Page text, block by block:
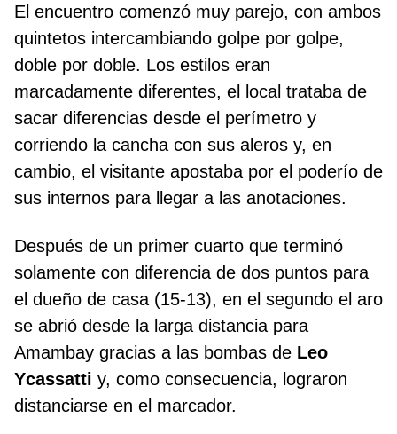
El encuentro comenzó muy parejo, con ambos
quintetos intercambiando golpe por golpe,
doble por doble. Los estilos eran
marcadamente diferentes, el local trataba de
sacar diferencias desde el perímetro y
corriendo la cancha con sus aleros y, en
cambio, el visitante apostaba por el poderío de
sus internos para llegar a las anotaciones.
Después de un primer cuarto que terminó
solamente con diferencia de dos puntos para
el dueño de casa (15-13), en el segundo el aro
se abrió desde la larga distancia para
Amambay gracias a las bombas de Leo
Ycassatti y, como consecuencia, lograron
distanciarse en el marcador.